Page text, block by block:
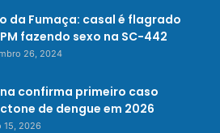
da Fumaça: casal é flagrado
fazendo sexo na SC-442
26, 2024
confirma primeiro caso
de dengue em 2026
15, 2026